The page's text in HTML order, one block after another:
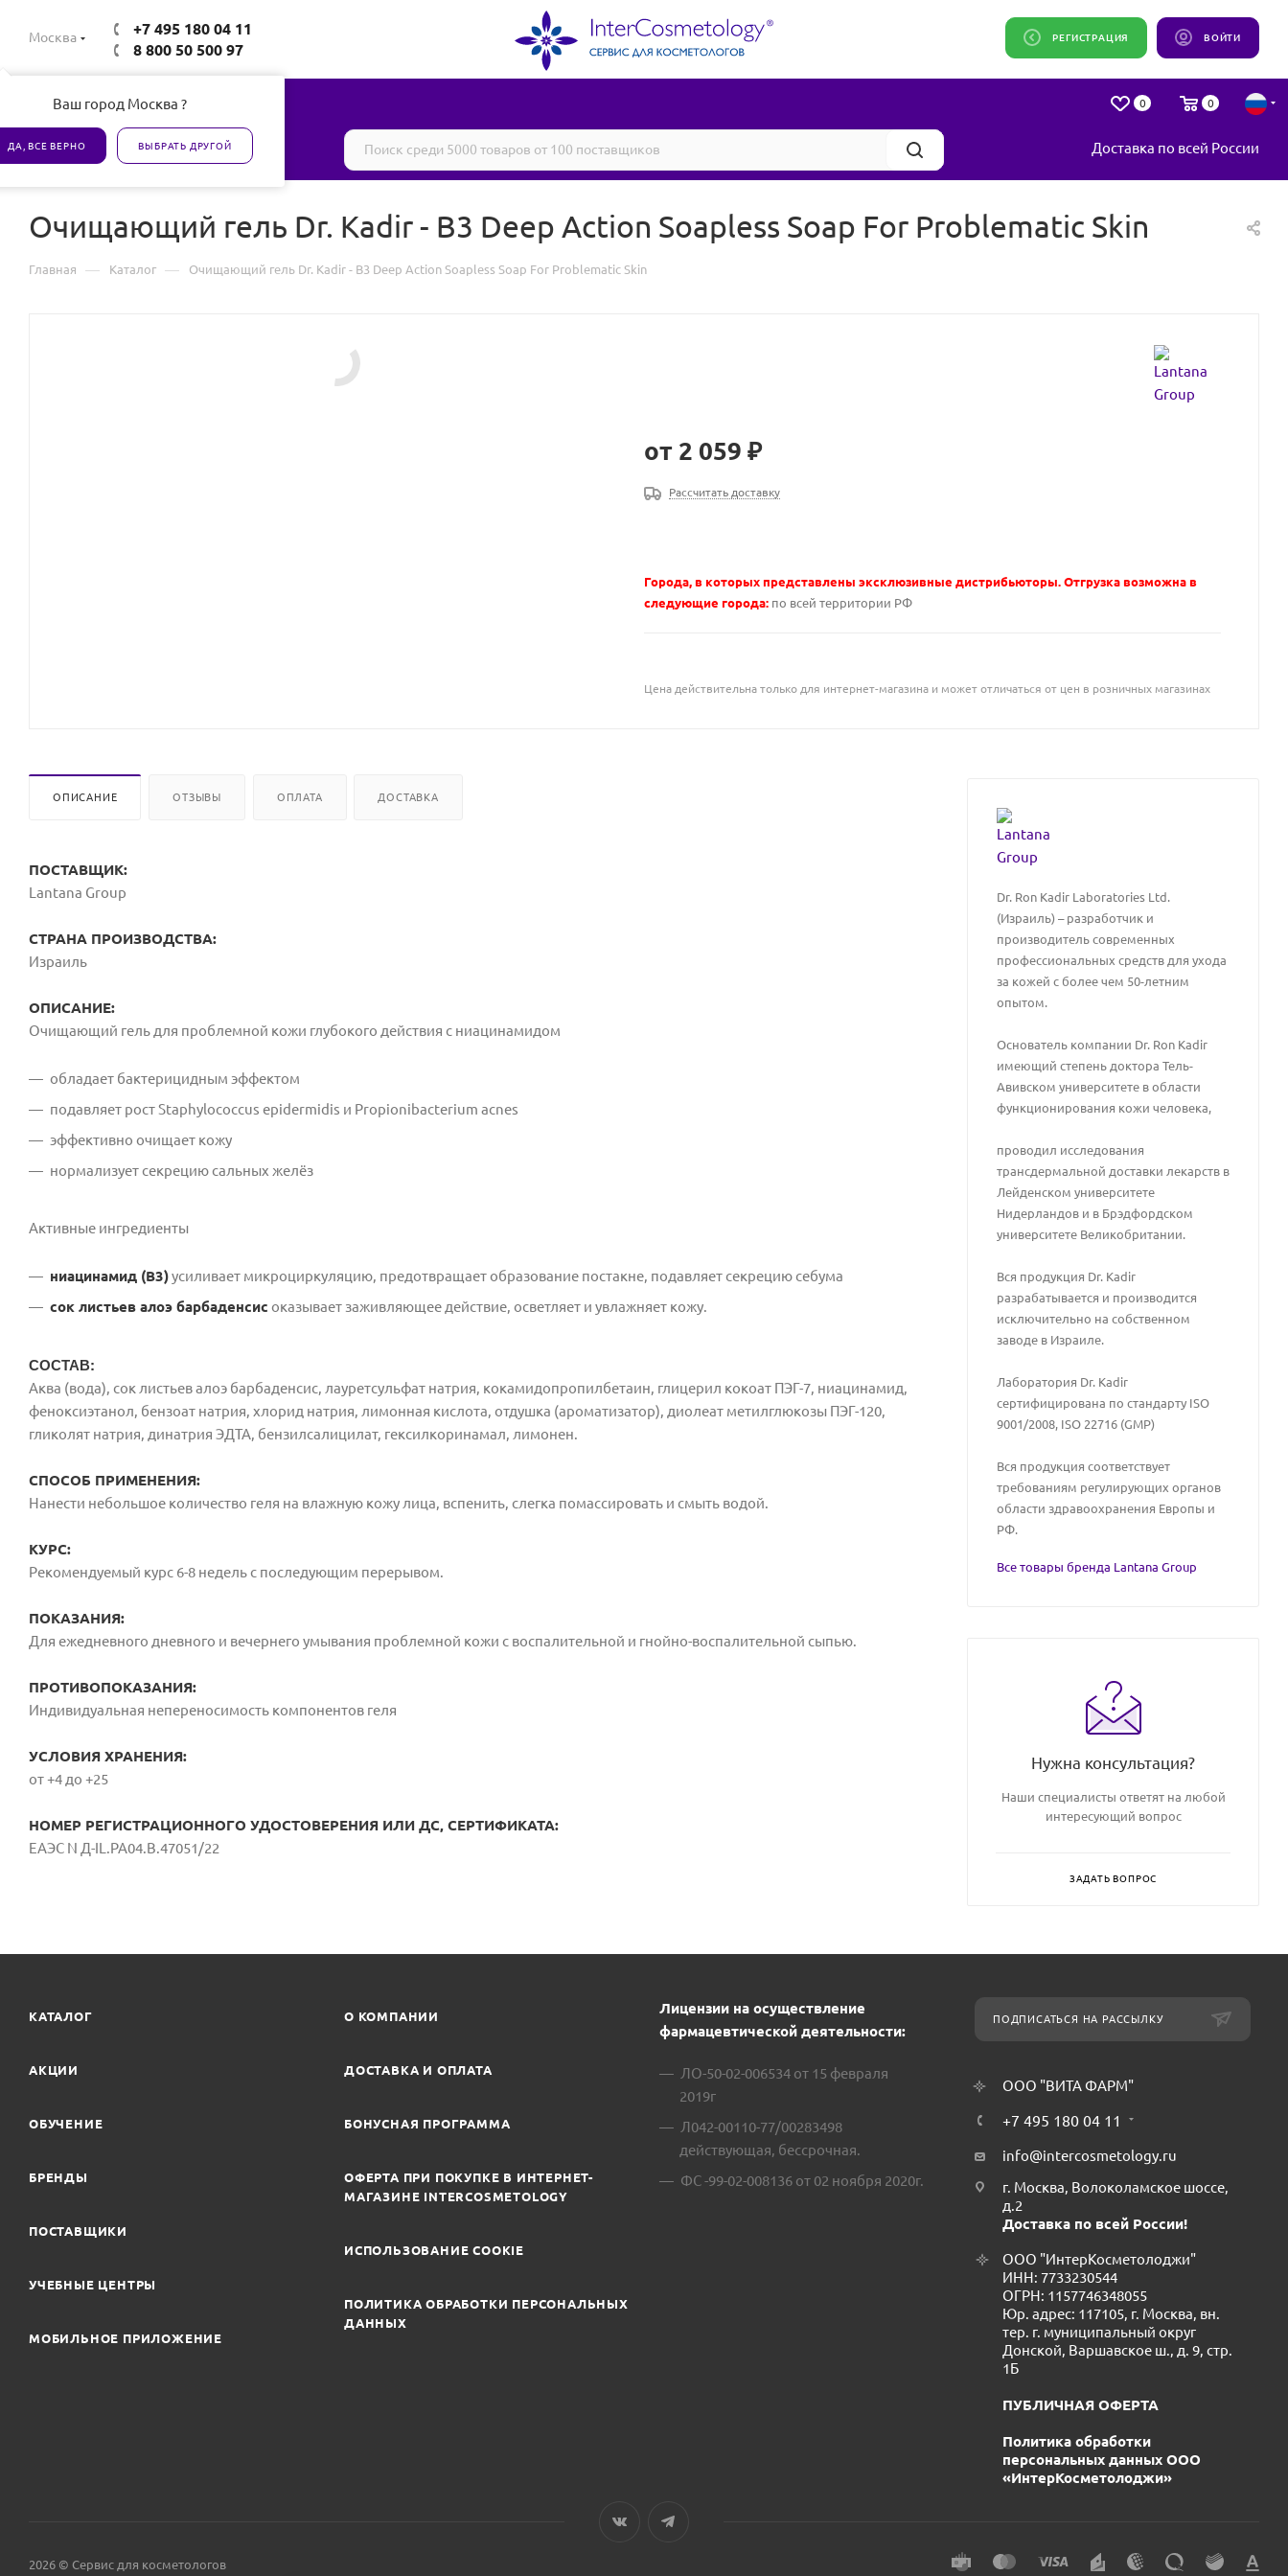
Москва
Ваш город Москва ?
ДА, ВСЕ ВЕРНО ВЫБРАТЬ ДРУГОЙ
+7 495 180 04 11
8 800 50 500 97
ВОЙТИ
РЕГИСТРАЦИЯ
0 0
Все товары сертифицированы Доставка по всей России
Очищающий гель Dr. Kadir - В3 Deep Action Soapless Soap For Problematic Skin
Главная — Каталог — Очищающий гель Dr. Kadir - В3 Deep Action Soapless Soap For Problematic Skin
от 2 059 ₽
Рассчитать доставку
Города, в которых представлены эксклюзивные дистрибьюторы. Отгрузка возможна в
следующие города: по всей территории РФ
Цена действительна только для интернет-магазина и может отличаться от цен в розничных магазинах
ОПИСАНИЕ ОТЗЫВЫ ОПЛАТА ДОСТАВКА
ПОСТАВЩИК:
Lantana Group
СТРАНА ПРОИЗВОДСТВА:
Израиль
ОПИСАНИЕ:
Очищающий гель для проблемной кожи глубокого действия с ниацинамидом
обладает бактерицидным эффектом
подавляет рост Staphylococcus epidermidis и Propionibacterium acnes
эффективно очищает кожу
нормализует секрецию сальных желёз
Активные ингредиенты
ниацинамид (В3)усиливает микроциркуляцию, предотвращает образование постакне, подавляет секрецию себума
сок листьев алоэ барбаденсис оказывает заживляющее действие, осветляет и увлажняет кожу.
СОСТАВ:
Аква (вода), сок листьев алоэ барбаденсис, лауретсульфат натрия, кокамидопропилбетаин, глицерил кокоат ПЭГ-7, ниацинамид,
феноксиэтанол, бензоат натрия, хлорид натрия, лимонная кислота, отдушка (ароматизатор), диолеат метилглюкозы ПЭГ-120,
гликолят натрия, динатрия ЭДТА, бензилсалицилат, гексилкоринамал, лимонен.
СПОСОБ ПРИМЕНЕНИЯ:
Нанести небольшое количество геля на влажную кожу лица, вспенить, слегка помассировать и смыть водой.
КУРС:
Рекомендуемый курс 6-8 недель с последующим перерывом.
ПОКАЗАНИЯ:
Для ежедневного дневного и вечернего умывания проблемной кожи с воспалительной и гнойно-воспалительной сыпью.
ПРОТИВОПОКАЗАНИЯ:
Индивидуальная непереносимость компонентов геля
УСЛОВИЯ ХРАНЕНИЯ:
от +4 до +25
НОМЕР РЕГИСТРАЦИОННОГО УДОСТОВЕРЕНИЯ ИЛИ ДС, СЕРТИФИКАТА:
ЕАЭС N Д-IL.PA04.B.47051/22
Dr. Ron Kadir Laboratories Ltd.
(Израиль) – разработчик и
производитель современных
профессиональных средств для ухода
за кожей с более чем 50-летним
опытом.
Основатель компании Dr. Ron Kadir
имеющий степень доктора Тель-
Авивском университете в области
функционирования кожи человека,
проводил исследования
трансдермальной доставки лекарств в
Лейденском университете
Нидерландов и в Брэдфордском
университете Великобритании.
Вся продукция Dr. Kadir
разрабатывается и производится
исключительно на собственном
заводе в Израиле.
Лаборатория Dr. Kadir
сертифицирована по стандарту ISO
9001/2008, ISO 22716 (GMP)
Вся продукция соответствует
требованиям регулирующих органов
области здравоохранения Европы и
РФ.
Все товары бренда Lantana Group
Нужна консультация?
Наши специалисты ответят на любой
интересующий вопрос
ЗАДАТЬ ВОПРОС
КАТАЛОГ
АКЦИИ
ОБУЧЕНИЕ
БРЕНДЫ
ПОСТАВЩИКИ
УЧЕБНЫЕ ЦЕНТРЫ
МОБИЛЬНОЕ ПРИЛОЖЕНИЕ
О КОМПАНИИ
ДОСТАВКА И ОПЛАТА
БОНУСНАЯ ПРОГРАММА
ОФЕРТА ПРИ ПОКУПКЕ В ИНТЕРНЕТ-
МАГАЗИНЕ INTERCOSMETOLOGY
ИСПОЛЬЗОВАНИЕ COOKIE
ПОЛИТИКА ОБРАБОТКИ ПЕРСОНАЛЬНЫХ
ДАННЫХ
Лицензии на осуществление
фармацевтической деятельности:
ЛО-50-02-006534 от 15 февраля
2019г
Л042-00110-77/00283498
действующая, бессрочная.
ФС -99-02-008136 от 02 ноября 2020г.
ПОДПИСАТЬСЯ НА РАССЫЛКУ
ООО "ВИТА ФАРМ"
+7 495 180 04 11
info@intercosmetology.ru
г. Москва, Волоколамское шоссе,
д.2
Доставка по всей России!
ООО "ИнтерКосметолоджи"
ИНН: 7733230544
ОГРН: 1157746348055
Юр. адрес: 117105, г. Москва, вн.
тер. г. муниципальный округ
Донской, Варшавское ш., д. 9, стр.
1Б
ПУБЛИЧНАЯ ОФЕРТА
Политика обработки
персональных данных ООО
«ИнтерКосметолоджи»
2026 © Сервис для косметологов